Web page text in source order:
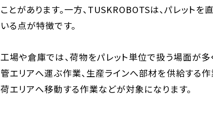
ことがあります。一方、TUSKROBOTSは、パレット
いる点が特徴です。
工場や倉庫では、荷物をパレット単位で扱う場面が多
管エリアへ運ぶ作業、生産ラインへ部材を供給する
荷エリアへ移動する作業などが対象になります。